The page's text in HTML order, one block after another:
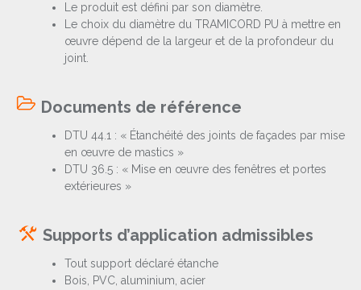
Le produit est défini par son diamètre.
Le choix du diamètre du TRAMICORD PU à mettre en
œuvre dépend de la largeur et de la profondeur du
joint.
Documents de référence
DTU 44.1 : « Étanchéité des joints de façades par mise
en œuvre de mastics »
DTU 36.5 : « Mise en œuvre des fenêtres et portes
extérieures »
Supports d’application admissibles
Tout support déclaré étanche
Bois, PVC, aluminium, acier